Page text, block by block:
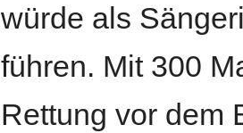
würde als
führen. Mit 300
Rettung vor dem